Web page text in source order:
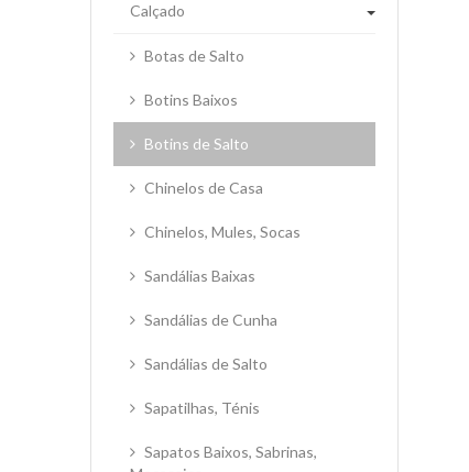
Calçado
Botas de Salto
Botins Baixos
Botins de Salto
Chinelos de Casa
Chinelos, Mules, Socas
Sandálias Baixas
Sandálias de Cunha
Sandálias de Salto
Sapatilhas, Ténis
Sapatos Baixos, Sabrinas,